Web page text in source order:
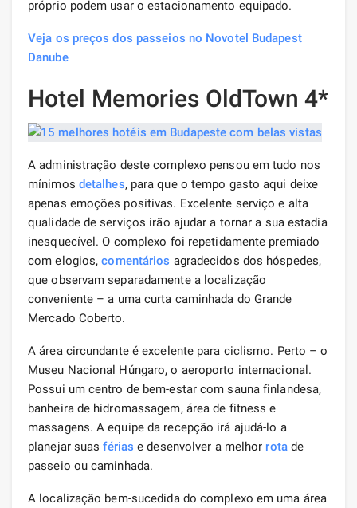
próprio podem usar o estacionamento equipado.
Veja os preços dos passeios no Novotel Budapest
Danube
Hotel Memories OldTown 4*
A administração deste complexo pensou em tudo nos
mínimos detalhes, para que o tempo gasto aqui deixe
apenas emoções positivas. Excelente serviço e alta
qualidade de serviços irão ajudar a tornar a sua estadia
inesquecível. O complexo foi repetidamente premiado
com elogios,comentários agradecidos dos hóspedes,
que observam separadamente a localização
conveniente – a uma curta caminhada do Grande
Mercado Coberto.
A área circundante é excelente para ciclismo. Perto – o
Museu Nacional Húngaro, o aeroporto internacional.
Possui um centro de bem-estar com sauna finlandesa,
banheira de hidromassagem, área de fitness e
massagens. A equipe da recepção irá ajudá-lo a
planejar suasférias e desenvolver a melhor rotade
passeio ou caminhada.
A localização bem-sucedida do complexo em uma área